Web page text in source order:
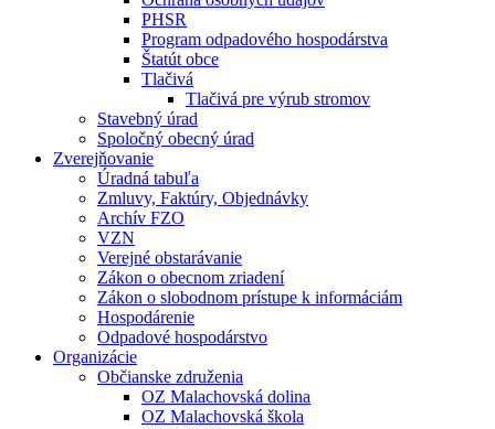
PHSR
Program odpadového hospodárstva
Štatút obce
Tlačivá
Tlačivá pre výrub stromov
Stavebný úrad
Spoločný obecný úrad
Zverejňovanie
Úradná tabuľa
Zmluvy, Faktúry, Objednávky
Archív FZO
VZN
Verejné obstarávanie
Zákon o obecnom zriadení
Zákon o slobodnom prístupe k informáciám
Hospodárenie
Odpadové hospodárstvo
Organizácie
Občianske združenia
OZ Malachovská dolina
OZ Malachovská škola